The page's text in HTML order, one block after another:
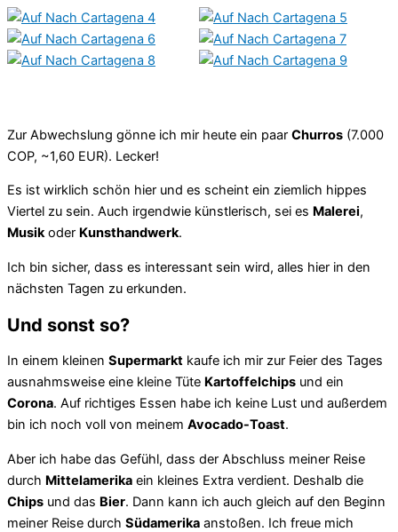
Zur Abwechslung gönne ich mir heute ein paar Churros (7.000
COP, ~1,60 EUR). Lecker!
Es ist wirklich schön hier und es scheint ein ziemlich hippes
Viertel zu sein. Auch irgendwie künstlerisch, sei es Malerei,
Musikoder Kunsthandwerk.
Ich bin sicher, dass es interessant sein wird, alles hier in den
nächsten Tagen zu erkunden.
Und sonst so?
In einem kleinen Supermarkt kaufe ich mir zur Feier des Tages
ausnahmsweise eine kleine Tüte Kartoffelchips und ein
Corona. Auf richtiges Essen habe ich keine Lust und außerdem
bin ich noch voll von meinem Avocado-Toast.
Aber ich habe das Gefühl, dass der Abschluss meiner Reise
durch Mittelamerika ein kleines Extra verdient. Deshalb die
Chips und das Bier. Dann kann ich auch gleich auf den Beginn
meiner Reise durch Südamerika anstoßen. Ich freue mich